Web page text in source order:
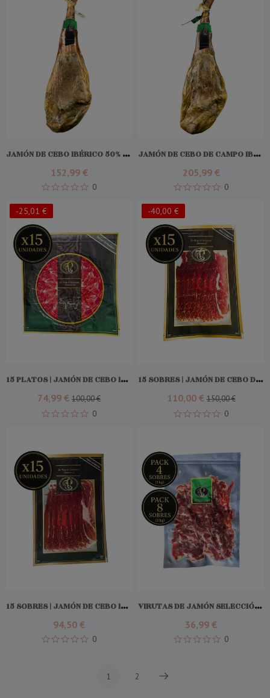
JAMÓN DE CEBO IBÉRICO 50% RAZA IBÉRICO
152,99 €
0
JAMÓN DE CEBO DE CAMPO IBÉRICO 50% RAZA IBÉRICO
205,99 €
0
-25,01 €
15 PLATOS | JAMÓN DE CEBO IBÉRICO SELECCIÓN
74,99 € 100,00 €
0
-40,00 €
15 SOBRES | JAMÓN DE CEBO DE CAMPO IBÉRICO 50% RAZA IBÉRICO
110,00 €150,00 €
0
15 SOBRES | JAMÓN DE CEBO IBÉRICO 50% RAZA IBÉRICO
94,50 €
0
VIRUTAS DE JAMÓN SELECCIÓN ORO
36,99 €
0
1 2
Próximo